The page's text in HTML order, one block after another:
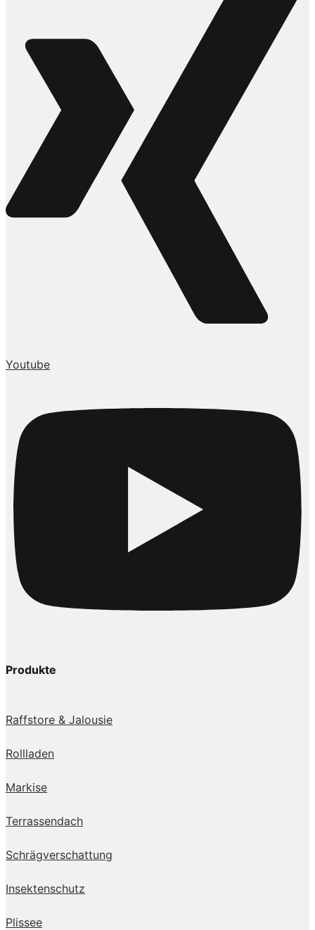
Youtube
Produkte
Raffstore & Jalousie
Rollladen
Markise
Terrassendach
Schrägverschattung
Insektenschutz
Plissee